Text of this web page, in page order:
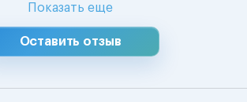
Показать еще
Оставить отзыв